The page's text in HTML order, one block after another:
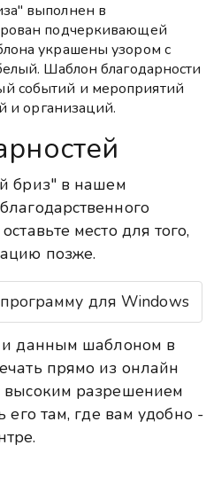
выполнен в
подчеркивающей
украшены узором с
Шаблон благодарности
событий и мероприятий
и организаций.
бриз" в нашем
место для того,
позже.
для Windows
и данным шаблоном в
прямо из онлайн
высоким разрешением
там, где вам удобно -